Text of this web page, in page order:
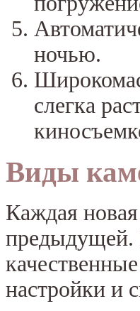
ночью.
слегка
Виды
Каждая
предыдущей.
настройки и